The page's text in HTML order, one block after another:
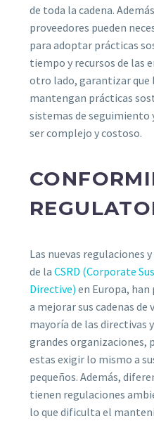
de toda la cadena.
proveedores pueden
para adoptar prácticas
tiempo y recursos de las
otro lado, garantizar que
mantengan prácticas
sistemas de seguimiento
ser complejo y costoso.
Las nuevas regulaciones
de la CSRD (Corporate
Directive) en Europa, han
a mejorar sus cadenas
mayoría de las directivas
grandes organizaciones,
estas exigir lo mismo a
pequeños. Además,
tienen regulaciones
lo que dificulta el